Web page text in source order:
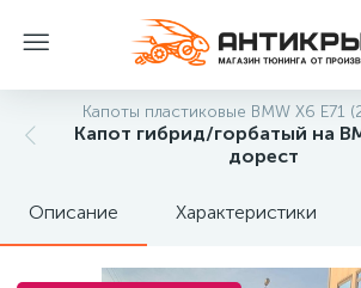
Капоты пластиковые BMW X6 E71
Капот гибрид/горбатый на
дорест
Описание Характеристики